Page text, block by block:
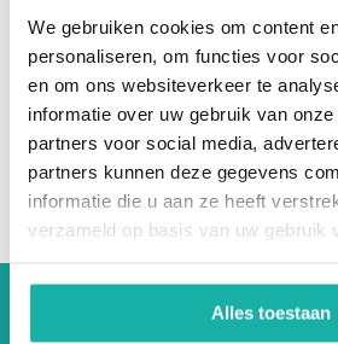
We gebruiken cookies om content
personaliseren, om functies voor
en om ons websiteverkeer te
informatie over uw gebruik van
partners voor social media,
partners kunnen deze gegevens
informatie die u aan ze heeft
verzameld op basis van uw gebruik
Alles toestaan
voldoende hoeveelheden
Glutathion deficiëntie leidt tot
verlies om optimaal te kunnen
daalt en ontstekingen komen
ontstaan makkelijker of het
versneld.
Om het lichaam te beschermen
onsc...
€ 77,-